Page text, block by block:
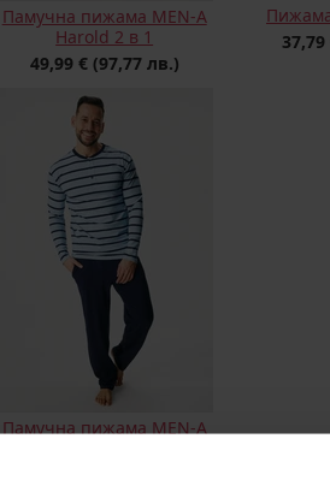
Памучна пижама MEN-A
Harold 2 в 1
49,99 € (97,77 лв.)
37,79
Памучна пижама MEN-A